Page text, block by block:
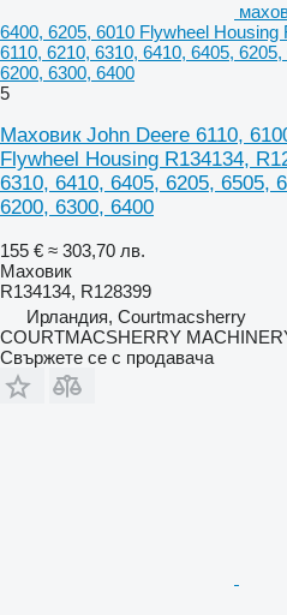
6400, 6205, 6010 Flywheel Housing
6110, 6210, 6310, 6410, 6405,
6200, 6300, 6400
5
Маховик John Deere 6110,
Flywheel Housing R134134,
6310, 6410, 6405, 6205, 6505,
6200, 6300, 6400
155 € ≈ 303,70 лв.
Маховик
R134134, R128399
Ирландия, Courtmacsherry
COURTMACSHERRY
Свържете се с продавача